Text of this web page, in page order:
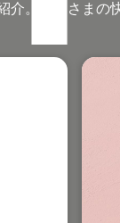
介。みなさま